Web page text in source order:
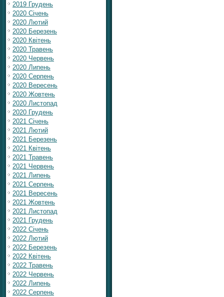
2019 Грудень
2020 Січень
2020 Лютий
2020 Березень
2020 Квітень
2020 Травень
2020 Червень
2020 Липень
2020 Серпень
2020 Вересень
2020 Жовтень
2020 Листопад
2020 Грудень
2021 Січень
2021 Лютий
2021 Березень
2021 Квітень
2021 Травень
2021 Червень
2021 Липень
2021 Серпень
2021 Вересень
2021 Жовтень
2021 Листопад
2021 Грудень
2022 Січень
2022 Лютий
2022 Березень
2022 Квітень
2022 Травень
2022 Червень
2022 Липень
2022 Серпень